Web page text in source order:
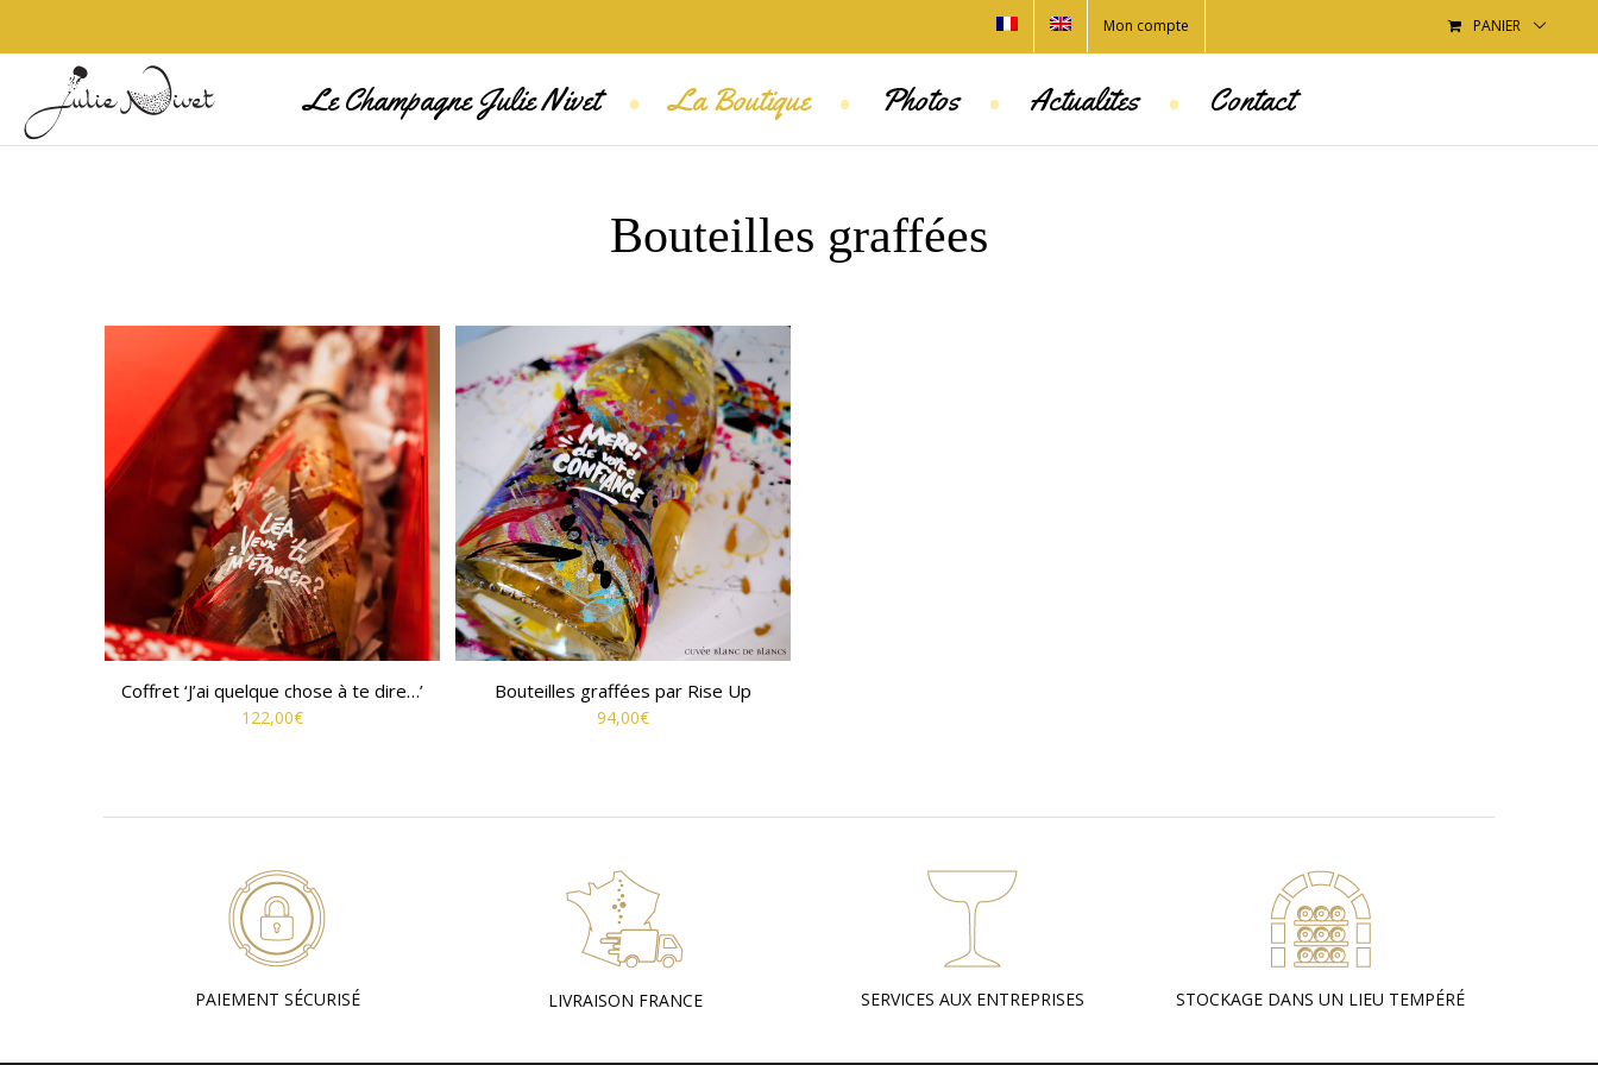
Mon compte PANIER
Le Champagne Julie Nivet • La Boutique • Photos • Actualites • Contact
Bouteilles graffées
Coffret ‘J’ai quelque chose à te dire…’
122,00€
Bouteilles graffées par Rise Up
94,00€
PAIEMENT SÉCURISÉ LIVRAISON FRANCE SERVICES AUX ENTREPRISES STOCKAGE DANS UN LIEU TEMPÉRÉ